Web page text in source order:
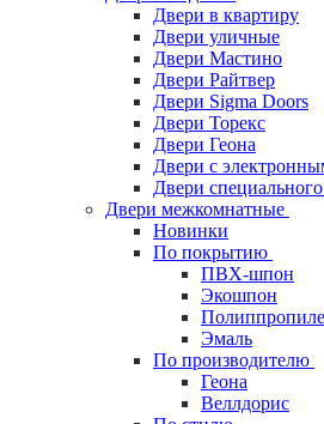
Двери в квартиру
Двери уличные
Двери Мастино
Двери Райтвер
Двери Sigma Doors
Двери Торекс
Двери Геона
Двери с
Двери
Двери межкомнатные
Новинки
По покрытию
ПВХ-шпон
Экошпон
Эмаль
По производителю
Геона
Веллдорис